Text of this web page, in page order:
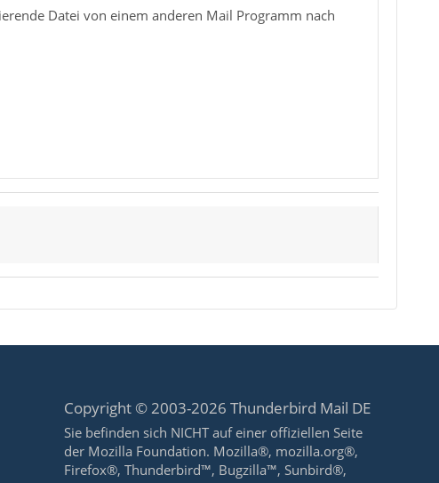
Datei von einem anderen Mail Programm nach
Copyright © 2003-2026 Thunderbird Mail DE
Sie befinden sich NICHT auf einer offiziellen Seite
der Mozilla Foundation. Mozilla®, mozilla.org®,
Firefox®, Thunderbird™, Bugzilla™, Sunbird®,